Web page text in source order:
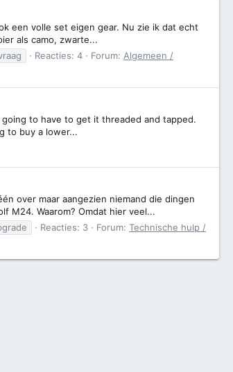
een volle set eigen gear. Nu zie ik dat echt
als camo, zwarte...
Reacties: 4 Forum: Algemeen /
going to have to get it threaded and tapped.
to buy a lower...
over maar aangezien niemand die dingen
M24. Waarom? Omdat hier veel...
Reacties: 3 Forum: Technische hulp /